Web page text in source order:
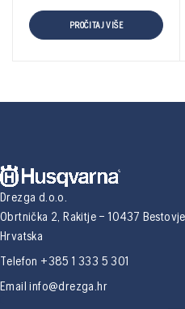
PROČITAJ VIŠE
Drezga d.o.o.
Obrtnička 2, Rakitje – 10437 Bestovje
Hrvatska
Telefon +385 1 333 5 301
Emailinfo@drezga.hr